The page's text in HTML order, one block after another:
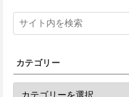
カテゴリー